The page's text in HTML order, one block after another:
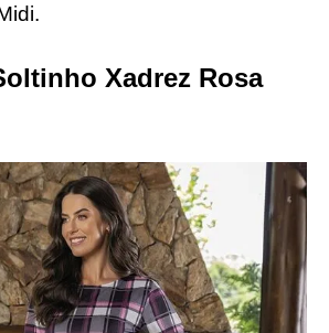
Xadrez Rosa